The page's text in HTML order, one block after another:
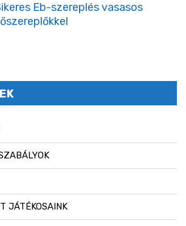
Eb-szereplés vasasos
JÁTÉKOSAINK